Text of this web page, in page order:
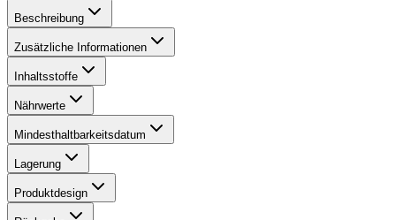
Beschreibung
Zusätzliche Informationen
Inhaltsstoffe
Nährwerte
Mindesthaltbarkeitsdatum
Lagerung
Produktdesign